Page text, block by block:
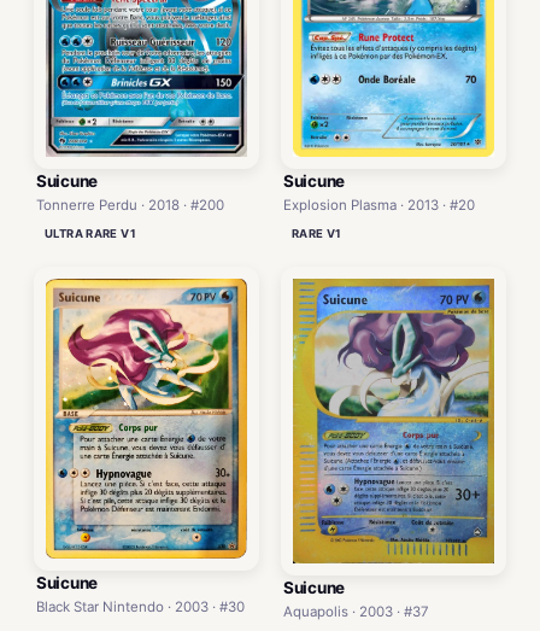
Suicune
Tonnerre Perdu · 2018 · #200
ULTRA RARE V1
Suicune
Explosion Plasma · 2013 · #20
RARE V1
Suicune
Black Star Nintendo · 2003 · #30
Suicune
Aquapolis · 2003 · #37